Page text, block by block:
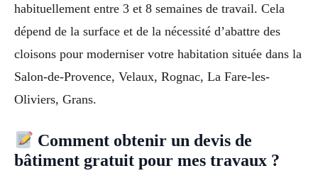
habituellement entre 3 et 8 semaines de travail. Cela
dépend de la surface et de la nécessité d’abattre des
cloisons pour moderniser votre habitation située dans la
Salon-de-Provence, Velaux, Rognac, La Fare-les-
Oliviers, Grans.
Comment obtenir un devis de
bâtiment gratuit pour mes travaux ?